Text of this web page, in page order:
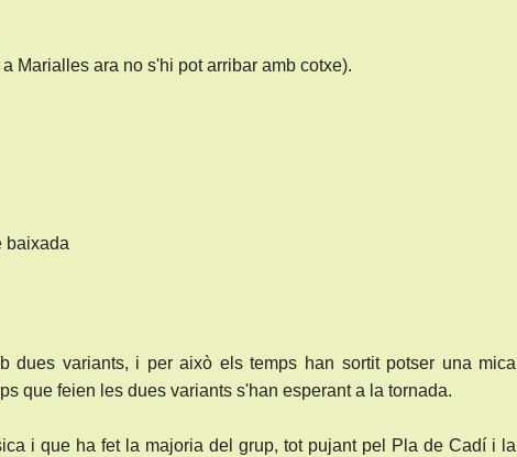
Marialles ara no s'hi pot arribar amb cotxe).
baixada
dues variants, i per això els temps han sortit potser una mica
que feien les dues variants s'han esperant a la tornada.
i que ha fet la majoria del grup, tot pujant pel Pla de Cadí i la